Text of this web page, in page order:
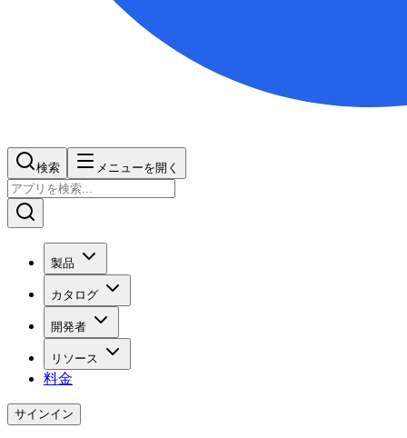
検索 メニューを開く
製品
カタログ
開発者
リソース
料金
サインイン